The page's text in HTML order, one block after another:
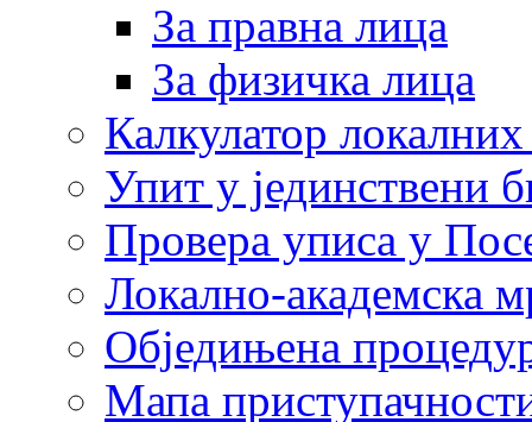
За правна лица
За физичка лица
Калкулатор
Упит у јединствени
Провера уписа у
Локално-академска
Обједињена
Мапа